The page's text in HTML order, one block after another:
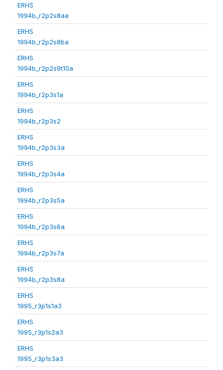
ERHS
1994b_r2p2s8aa
ERHS
1994b_r2p2s8ba
ERHS
1994b_r2p2s9t10a
ERHS
1994b_r2p3s1a
ERHS
1994b_r2p3s2
ERHS
1994b_r2p3s3a
ERHS
1994b_r2p3s4a
ERHS
1994b_r2p3s5a
ERHS
1994b_r2p3s6a
ERHS
1994b_r2p3s7a
ERHS
1994b_r2p3s8a
ERHS
1995_r3p1s1a3
ERHS
1995_r3p1s2a3
ERHS
1995_r3p1s3a3